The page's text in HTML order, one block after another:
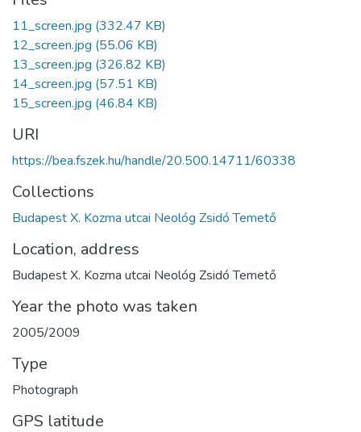
11_screen.jpg (332.47 KB)
12_screen.jpg (55.06 KB)
13_screen.jpg (326.82 KB)
14_screen.jpg (57.51 KB)
15_screen.jpg (46.84 KB)
URI
https://bea.fszek.hu/handle/20.500.14711/60338
Collections
Budapest X. Kozma utcai Neológ Zsidó Temető
Location, address
Budapest X. Kozma utcai Neológ Zsidó Temető
Year the photo was taken
2005/2009
Type
Photograph
GPS latitude